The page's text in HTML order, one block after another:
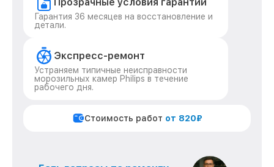
Гарантия 36 месяцев на восстановление и
детали.
Экспресс-ремонт
Устраняем типичные неисправности
морозильных камер Philips в течение
рабочего дня.
Стоимость работ от 820₽